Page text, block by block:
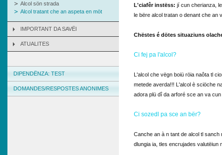
Alcol sön strada
Alcol tratant che an aspeta en möt
IMPORTANT DA SAVËI
ATUALITES
DIPENDËNZA: TEST
DOMANDES/RESPOSTES ANONIMES
L'ciafêr instëss: jí cun cherianza,
le bëre alcol tratan o denant che an
Chëstes é dötes situaziuns
Ci fej pa l'alcol?
L'alcol che vëgn boiü röia naôta tl
metede averda!!! L'alcol è sciöche
adora plü dî da arforé sce an va
Ci sozedl pa sce an bër?
Canche an à n tant de alcol tl sanch
dlungia ia, tles encrujades